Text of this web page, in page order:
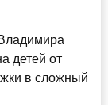
детей от
в сложный